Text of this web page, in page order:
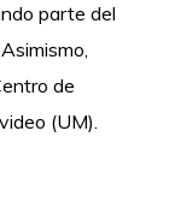
parte del
de
(UM).